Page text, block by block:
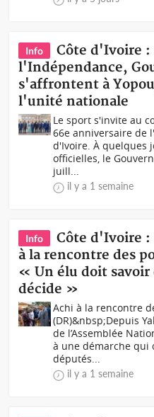
Info
Côte d'Ivoire :
l'Indépendance,
s'affrontent à
l'unité nationale
Le sport s'invite au
66e anniversaire de
d'Ivoire. À quelques
officielles, le
juill...
il y a 1 semaine
Info
Côte d'Ivoire :
à la rencontre des
« Un élu doit
décide »
Achi à la rencontre
(DR)&nbsp;Depuis
de l’Assemblée
à une démarche qui
députés...
il y a 1 semaine